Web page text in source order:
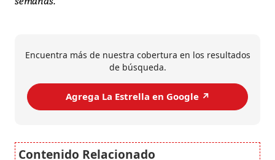
Encuentra más de nuestra cobertura en los resultados
de búsqueda.
Agrega La Estrella en Google ↗️